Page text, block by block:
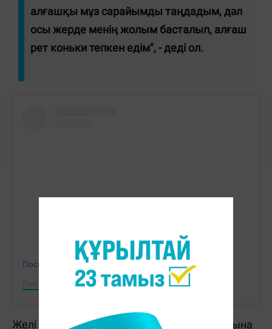
алғашқы мұз сарайымды таңдадым, дәл
осы жерде менің жолым басталып, алғаш
рет коньки тепкен едім", - деді ол.
Посмотреть эту публикацию в Instagram
Публикация от Abzal Azhgaliyev (@abzal_azhgaliyev)
Желі қолданушылары спортшы мен жұбайына